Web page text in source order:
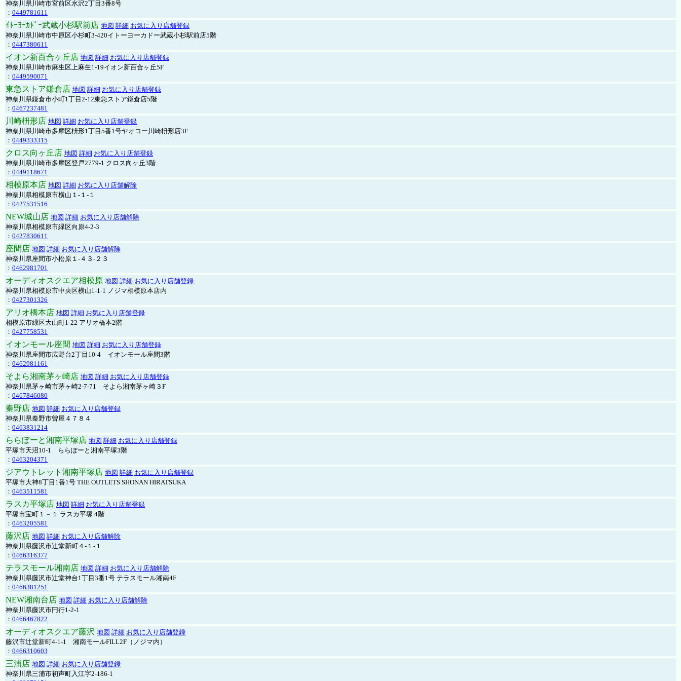
神奈川県川崎市宮前区水沢2丁目3番8号
： 0449781611
ｲﾄｰﾖｰｶﾄﾞｰ武蔵小杉駅前店 地図 詳細 お気に入り店舗登録
神奈川県川崎市中原区小杉町3-420イトーヨーカドー武蔵小杉駅前店5階
： 0447380611
イオン新百合ヶ丘店 地図 詳細 お気に入り店舗登録
神奈川県川崎市麻生区上麻生1-19イオン新百合ヶ丘5F
： 0449590071
東急ストア鎌倉店 地図 詳細 お気に入り店舗登録
神奈川県鎌倉市小町1丁目2-12東急ストア鎌倉店5階
： 0467237481
川崎枡形店 地図 詳細 お気に入り店舗登録
神奈川県川崎市多摩区枡形1丁目5番1号ヤオコー川崎枡形店3F
： 0449333315
クロス向ヶ丘店 地図 詳細 お気に入り店舗登録
神奈川県川崎市多摩区登戸2779-1 クロス向ヶ丘3階
： 0449118671
相模原本店 地図 詳細 お気に入り店舗解除
神奈川県相模原市横山１-１-１
： 0427531516
NEW城山店 地図 詳細 お気に入り店舗解除
神奈川県相模原市緑区向原4-2-3
： 0427830611
座間店 地図 詳細 お気に入り店舗解除
神奈川県座間市小松原１-４３-２３
： 0462981701
オーディオスクエア相模原 地図 詳細 お気に入り店舗登録
神奈川県相模原市中央区横山1-1-1 ノジマ相模原本店内
： 0427301326
アリオ橋本店 地図 詳細 お気に入り店舗登録
相模原市緑区大山町1-22 アリオ橋本2階
： 0427758531
イオンモール座間 地図 詳細 お気に入り店舗登録
神奈川県座間市広野台2丁目10-4 イオンモール座間3階
： 0462981161
そよら湘南茅ヶ崎店 地図 詳細 お気に入り店舗登録
神奈川県茅ヶ崎市茅ヶ崎2‐7‐71 そよら湘南茅ヶ崎３F
： 0467846080
秦野店 地図 詳細 お気に入り店舗登録
神奈川県秦野市曽屋４７８４
： 0463831214
ららぽーと湘南平塚店 地図 詳細 お気に入り店舗登録
平塚市天沼10-1 ららぽーと湘南平塚3階
： 0463204371
ジアウトレット湘南平塚店 地図 詳細 お気に入り店舗登録
平塚市大神8丁目1番1号 THE OUTLETS SHONAN HIRATSUKA
： 0463511581
ラスカ平塚店 地図 詳細 お気に入り店舗登録
平塚市宝町１－１ ラスカ平塚 4階
： 0463205581
藤沢店 地図 詳細 お気に入り店舗解除
神奈川県藤沢市辻堂新町４-１-１
： 0466316377
テラスモール湘南店 地図 詳細 お気に入り店舗解除
神奈川県藤沢市辻堂神台1丁目3番1号 テラスモール湘南4F
： 0466381251
NEW湘南台店 地図 詳細 お気に入り店舗解除
神奈川県藤沢市円行1-2-1
： 0466467822
オーディオスクエア藤沢 地図 詳細 お気に入り店舗登録
藤沢市辻堂新町4-1-1 湘南モールFILL2F（ノジマ内）
： 0466310603
三浦店 地図 詳細 お気に入り店舗登録
神奈川県三浦市初声町入江字2-186-1